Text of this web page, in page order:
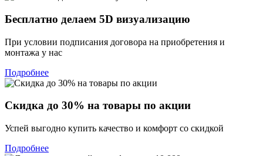
Бесплатно делаем 5D визуализацию
При условии подписания договора на приобретения и
монтажа у нас
Подробнее
Скидка до 30% на товары по акции
Успей выгодно купить качество и комфорт со скидкой
Подробнее